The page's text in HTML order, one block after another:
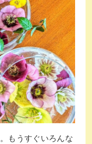
もうすぐいろんな